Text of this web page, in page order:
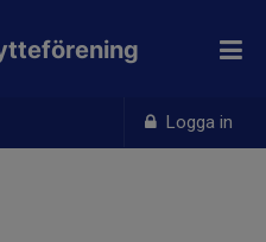
Logga in